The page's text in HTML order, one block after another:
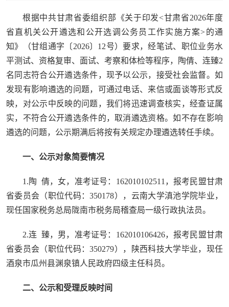
根据中共甘肃省委组织部《关于印发<甘肃省2026年度
省直机关公开遴选和公开选调公务员工作实施方案>的通
知》（甘组通字〔2026〕12号）要求，经笔试、职位业务水
平测试、资格复审、面试、考察和体检等程序，陶倩、连臻2
名同志符合公开遴选条件，现予以公示，接受社会监督。如
发现有影响遴选的问题，可通过电话、来信或面谈等形式反
映，对公示中反映的问题，我们将迅速调查核实，经查证属
实，不符合公开遴选条件的，取消遴选资格。如不存在影响
遴选的问题，公示期满后将按有关规定办理遴选转任手续。
一、公示对象简要情况
1.陶 倩，女，准考证号：162010102511，报考民盟甘肃
省委员会（职位代码：350178），云南大学滇池学院毕业，
现任国家税务总局陇南市税务局稽查局一级行政执法员。
2.连 臻，男，准考证号：162010106426，报考民盟甘肃
省委员会（职位代码：350279），陕西科技大学毕业，现任
酒泉市瓜州县渊泉镇人民政府四级主任科员。
二、公示和受理反映时间